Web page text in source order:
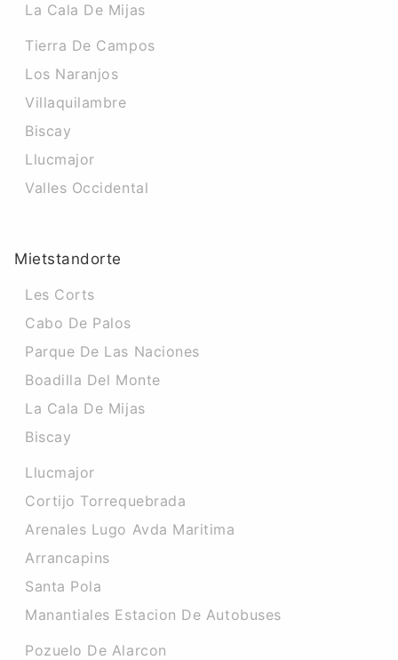
La Cala De Mijas
Tierra De Campos
Los Naranjos
Villaquilambre
Biscay
Llucmajor
Valles Occidental
Mietstandorte
Les Corts
Cabo De Palos
Parque De Las Naciones
Boadilla Del Monte
La Cala De Mijas
Biscay
Llucmajor
Cortijo Torrequebrada
Arenales Lugo Avda Maritima
Arrancapins
Santa Pola
Manantiales Estacion De Autobuses
Pozuelo De Alarcon